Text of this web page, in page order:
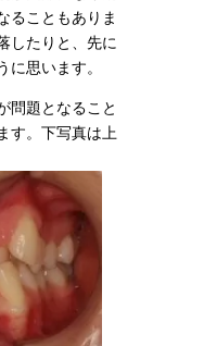
ることもありま
したりと、先に
に思います。
問題となること
す。下写真は上